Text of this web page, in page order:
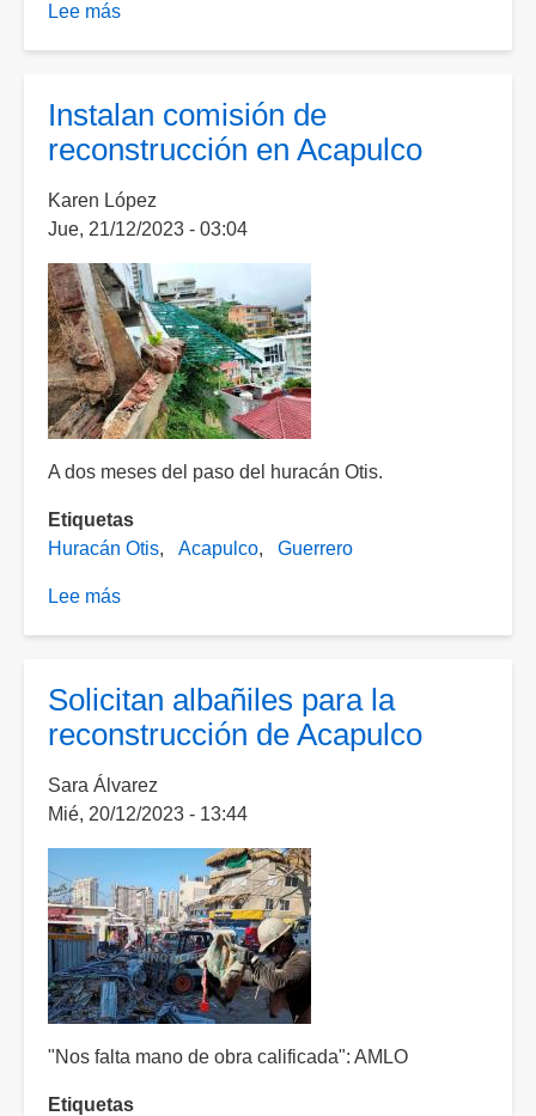
Lee más
por
34
870
millones
de
pesos
tras
el
impacto
de
Otis
Instalan comisión de
reconstrucción en Acapulco
Karen López
Jue, 21/12/2023 - 03:04
A dos meses del paso del huracán Otis.
Etiquetas
Huracán Otis
Acapulco Guerrero
Lee más
reconstrucción
en
Solicitan albañiles para la
reconstrucción de Acapulco
Sara Álvarez
Mié, 20/12/2023 - 13:44
"Nos falta mano de obra calificada": AMLO
Etiquetas